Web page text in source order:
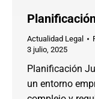
Actualidad Legal
3 julio, 2025
Planificación
un entorno